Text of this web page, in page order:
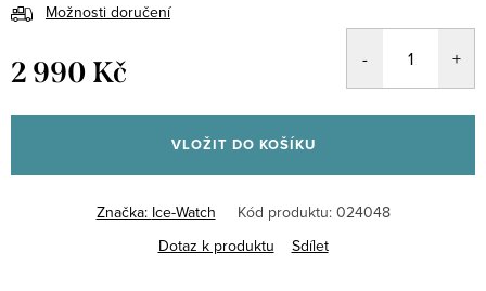
Možnosti doručení
2 990 Kč
cena:
VLOŽIT DO KOŠÍKU
Značka: Ice-Watch Kód produktu: 024048
Dotaz k produktu
Sdílet